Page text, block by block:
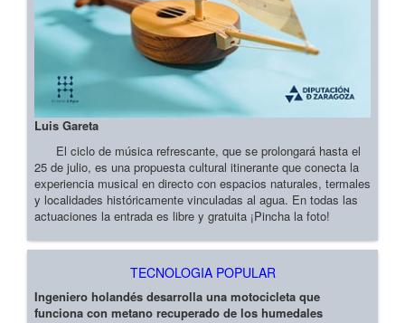
Luis Gareta
El ciclo de música refrescante, que se prolongará hasta el
25 de julio, es una propuesta cultural itinerante que conecta la
experiencia musical en directo con espacios naturales, termales
y localidades históricamente vinculadas al agua. En todas las
actuaciones la entrada es libre y gratuita ¡Pincha la foto!
TECNOLOGIA POPULAR
Ingeniero holandés desarrolla una motocicleta que
funciona con metano recuperado de los humedales